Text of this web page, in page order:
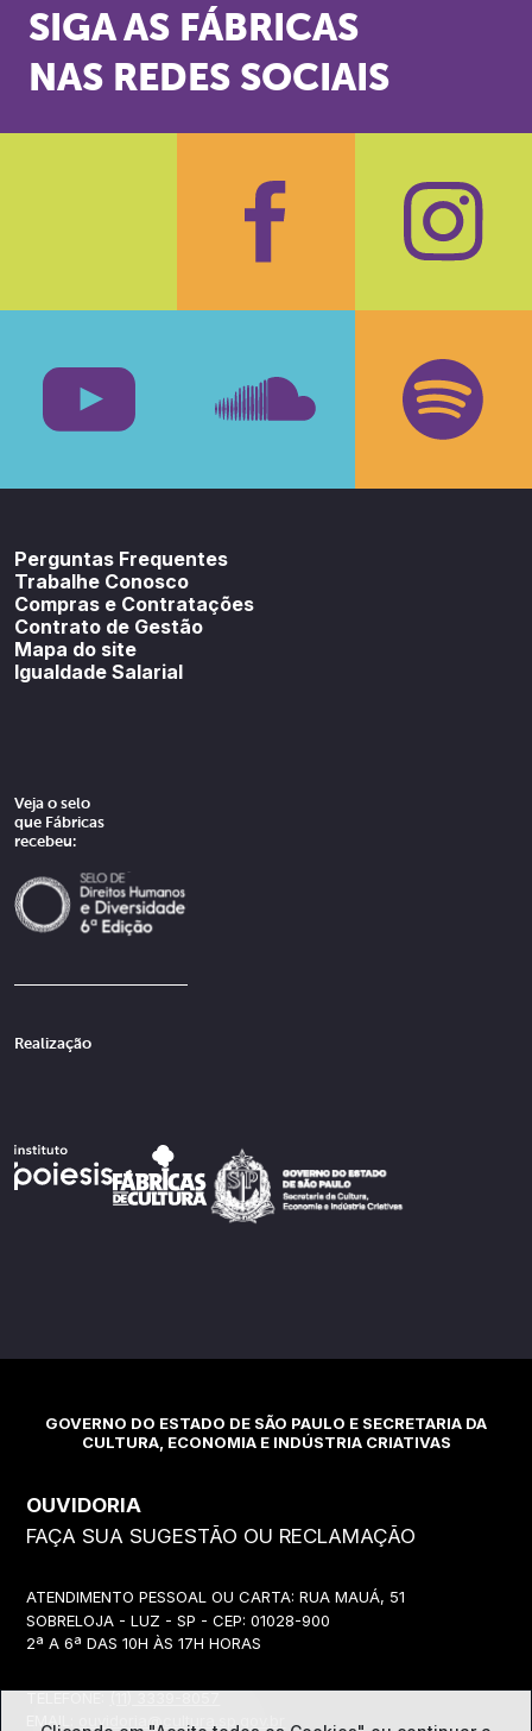
SIGA AS FÁBRICAS
NAS REDES SOCIAIS
Facebook
Perguntas Frequentes
Trabalhe Conosco
Compras e Contratações
Contrato de Gestão
Mapa do site
Igualdade Salarial
Veja o selo
que Fábricas
recebeu:
Realização
GOVERNO DO ESTADO DE SÃO PAULO E SECRETARIA DA
CULTURA, ECONOMIA E INDÚSTRIA CRIATIVAS
OUVIDORIA
FAÇA SUA SUGESTÃO OU RECLAMAÇÃO
ATENDIMENTO PESSOAL OU CARTA: RUA MAUÁ, 51
SOBRELOJA - LUZ - SP - CEP: 01028-900
2ª A 6ª DAS 10H ÀS 17H HORAS
EMAIL:
ouvidoria@cultura.sp.gov.br